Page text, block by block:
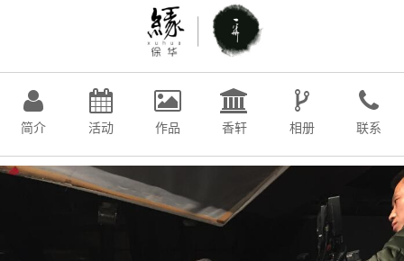
简介 活动 作品 香轩 相册 联系